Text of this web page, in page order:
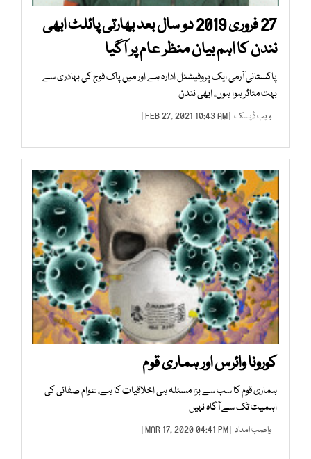
27 فروری 2019 دو سال بعد بھارتی پائلٹ ابھی
نندن کا اہم بیان منظر عام پر آگیا
پاکستانی آرمی ایک پروفیشنل ادارہ ہے اور میں پاک فوج کی بہادری سے
بہت متاثر ہوا ہوں، ابھی نندن
ویب ڈیسک | FEB 27, 2021 10:43 AM |
کورونا وائرس اور ہماری قوم
ہماری قوم کا سب سے بڑا مسئلہ ہی اخلاقیات کا ہے، عوام صفائی کی
اہمیت تک سے آگاہ نہیں
واصب امداد | MAR 17, 2020 04:41 PM |